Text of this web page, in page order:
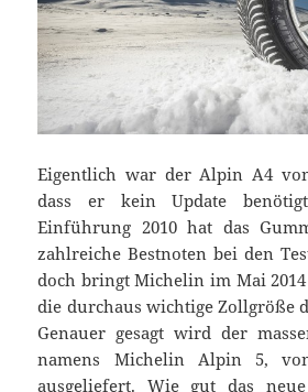
Eigentlich war der Alpin A4
dass er kein Update
Einführung 2010 hat das
zahlreiche Bestnoten bei den
doch bringt Michelin im Mai
die durchaus wichtige Zollgröße
Genauer gesagt wird der
namens Michelin Alpin 5,
ausgeliefert. Wie gut das